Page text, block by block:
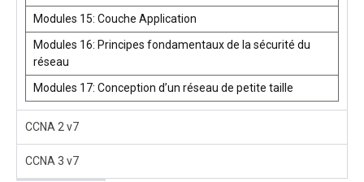
Modules 15: Couche Application
Modules 16: Principes fondamentaux de la sécurité du
réseau
Modules 17: Conception d’un réseau de petite taille
CCNA 2 v7
CCNA 3 v7